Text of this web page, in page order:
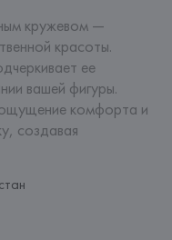
кружевом —
красоты.
ее
вашей фигуры.
ощущение комфорта и
создавая